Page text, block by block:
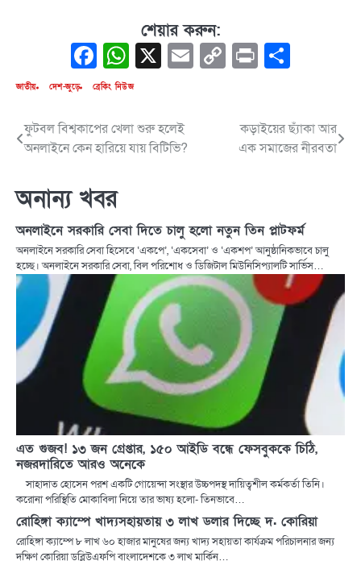
শেয়ার করুন:
Facebook
WhatsApp
X EmailCopy
Print
জাতীয় দেশ-জুড়ে ব্রেকিং নিউজ
Post
navigation
ফুটবল বিশ্বকাপের খেলা শুরু হলেই
অনলাইনে কেন হারিয়ে যায় বিটিভি?
কড়াইয়ের ছ্যাঁকা আর
এক সমাজের নীরবতা
অনান্য খবর
অনলাইনে সরকারি সেবা দিতে চালু হলো নতুন তিন প্লাটফর্ম
অনলাইনে সরকারি সেবা হিসেবে ‘একপে’, ‘একসেবা’ ও ‘একশপ’ আনুষ্ঠানিকভাবে চালু
হচ্ছে। অনলাইনে সরকারি সেবা, বিল পরিশোধ ও ডিজিটাল মিউনিসিপ্যালটি সার্ভিস…
এত গুজব! ১৩ জন গ্রেপ্তার, ১৫০ আইডি বন্ধে ফেসবুককে চিঠি,
নজরদারিতে আরও অনেকে
সাহাদাত হোসেন পরশ একটি গোয়েন্দা সংস্থার উচ্চপদস্থ দায়িত্বশীল কর্মকর্তা তিনি।
করোনা পরিস্থিতি মোকাবিলা নিয়ে তার ভাষ্য হলো- তিনভাবে…
রোহিঙ্গা ক্যাম্পে খাদ্যসহায়তায় ৩ লাখ ডলার দিচ্ছে দ. কোরিয়া
রোহিঙ্গা ক্যাম্পে ৮ লাখ ৬০ হাজার মানুষের জন্য খাদ্য সহায়তা কার্যক্রম পরিচালনার জন্য
দক্ষিণ কোরিয়া ডব্লিউএফপি বাংলাদেশকে ৩ লাখ মার্কিন…